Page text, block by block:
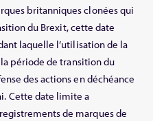
britanniques clonées qui
du Brexit, cette date
laquelle l’utilisation de la
la période de transition du
des actions en déchéance
Cette date limite a
de marques de